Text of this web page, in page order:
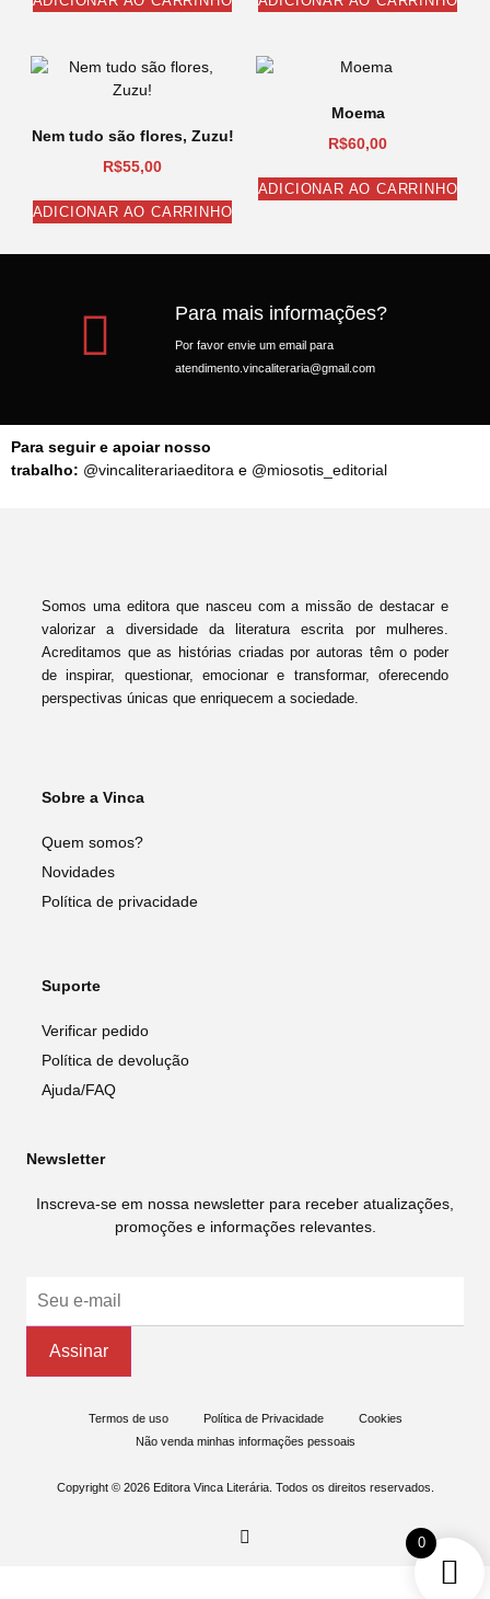
Nem tudo são flores, Zuzu!
R$55,00
ADICIONAR AO CARRINHO
Moema
R$60,00
ADICIONAR AO CARRINHO
Para mais informações?
Por favor envie um email para
atendimento.vincaliteraria@gmail.com
Para seguir e apoiar nosso
trabalho: @vincaliterariaeditora e @miosotis_editorial
Somos uma editora que nasceu com a missão de destacar e
valorizar a diversidade da literatura escrita por mulheres.
Acreditamos que as histórias criadas por autoras têm o poder
de inspirar, questionar, emocionar e transformar, oferecendo
perspectivas únicas que enriquecem a sociedade.
Sobre a Vinca
Quem somos?
Novidades
Política de privacidade
Suporte
Verificar pedido
Política de devolução
Ajuda/FAQ
Newsletter
Inscreva-se em nossa newsletter para receber atualizações,
promoções e informações relevantes.
Termos de uso Política de Privacidade
Cookies
Não venda minhas informações pessoais
Copyright © 2026 Editora Vinca Literária. Todos os direitos reservados.
0